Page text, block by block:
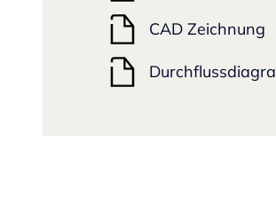
CAD Zeichnung